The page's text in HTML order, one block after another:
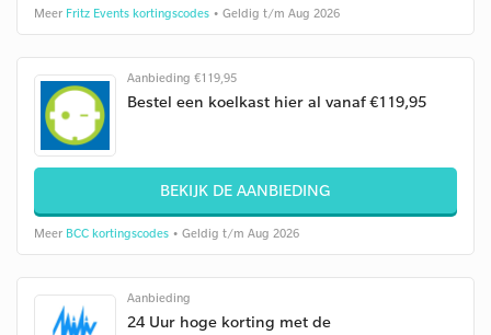
Meer Fritz Events kortingscodes • Geldig t/m Aug 2026
Aanbieding €119,95
Bestel een koelkast hier al vanaf €119,95
BEKIJK DE AANBIEDING
Meer BCC kortingscodes • Geldig t/m Aug 2026
Aanbieding
24 Uur hoge korting met de